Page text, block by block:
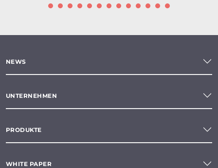
NEWS
UNTERNEHMEN
PRODUKTE
WHITE PAPER